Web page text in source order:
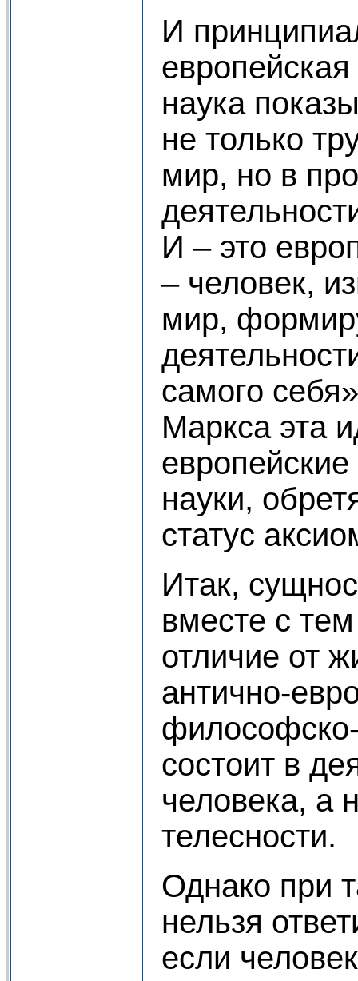
И
наука
не только
мир, но в
И – это
– человек,
мир,
самого
Маркса эта
науки,
статус
Итак,
вместе с
отличие от
антично-
состоит в
человека, а
телесности.
Однако при
нельзя
если